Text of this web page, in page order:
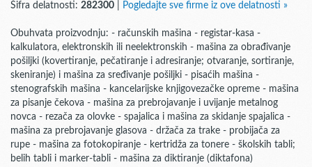
Šifra delatnosti: 282300 Pogledajte sve firme iz ove delatnosti »
Obuhvata proizvodnju: - računskih mašina - registar-kasa -
kalkulatora, elektronskih ili neelektronskih - mašina za obrađivanje
pošiljki (kovertiranje, pečatiranje i adresiranje; otvaranje, sortiranje,
skeniranje) i mašina za sređivanje pošiljki - pisaćih mašina -
stenografskih mašina - kancelarijske knjigovezačke opreme - mašina
za pisanje čekova - mašina za prebrojavanje i uvijanje metalnog
novca - rezača za olovke - spajalica i mašina za skidanje spajalica -
mašina za prebrojavanje glasova - držača za trake - probijača za
rupe - mašina za fotokopiranje - kertridža za tonere - školskih tabli;
belih tabli i marker-tabli - mašina za diktiranje (diktafona)